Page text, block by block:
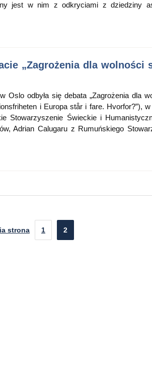
jest w nim z odkryciami z dziedziny
„Zagrożenia dla wolności
Oslo odbyła się debata „Zagrożenia dla
i Europa står i fare. Hvorfor?”),
Stowarzyszenie Świeckie i
Adrian Calugaru z Rumuńskiego
strona 1 2